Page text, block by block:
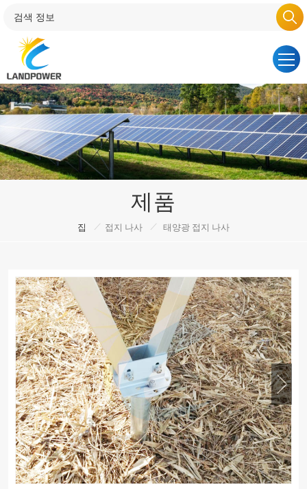
제품
집 / 접지 나사 / 태양광 접지 나사